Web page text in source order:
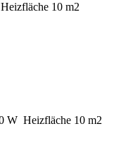
Heizfläche 10 m2
W Heizfläche 10 m2